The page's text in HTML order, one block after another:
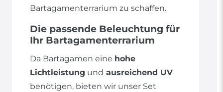
Bartagamenterrarium zu schaffen.
Die passende Beleuchtung für
Ihr Bartagamenterrarium
Da Bartagamen eine hohe
Lichtleistung und ausreichend UV
benötigen, bieten wir unser Set